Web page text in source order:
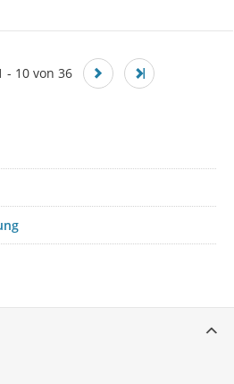
- 10 von 36